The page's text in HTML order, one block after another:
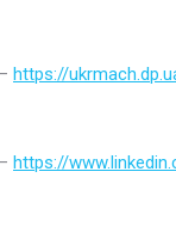
https://
https://